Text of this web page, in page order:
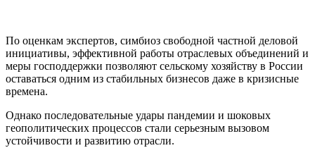
По оценкам экспертов, симбиоз свободной частной деловой
инициативы, эффективной работы отраслевых объединений и
меры господдержки позволяют сельскому хозяйству в России
оставаться одним из стабильных бизнесов даже в кризисные
времена.
Однако последовательные удары пандемии и шоковых
геополитических процессов стали серьезным вызовом
устойчивости и развитию отрасли.